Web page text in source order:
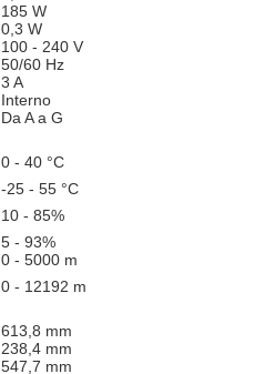
185 W
0,3 W
100 - 240 V
50/60 Hz
3 A
Interno
Da A a G
0 - 40 °C
-25 - 55 °C
10 - 85%
5 - 93%
0 - 5000 m
0 - 12192 m
613,8 mm
238,4 mm
547,7 mm